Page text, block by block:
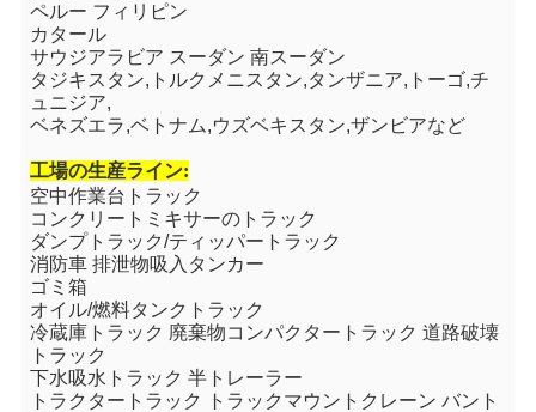
ペルー フィリピン
カタール
サウジアラビア スーダン 南スーダン
タジキスタン,トルクメニスタン,タンザニア,トーゴ,チ
ュニジア,
ベネズエラ,ベトナム,ウズベキスタン,ザンビアなど
工場の生産ライン:
空中作業台トラック
コンクリートミキサーのトラック
ダンプトラック/ティッパートラック
消防車 排泄物吸入タンカー
ゴミ箱
オイル/燃料タンクトラック
冷蔵庫トラック 廃棄物コンパクタートラック 道路破壊
トラック
下水吸水トラック 半トレーラー
トラクタートラック トラックマウントクレーン バント